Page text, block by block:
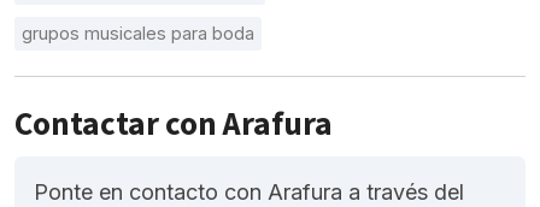
grupos musicales para boda
Contactar con Arafura
Ponte en contacto con Arafura a través del